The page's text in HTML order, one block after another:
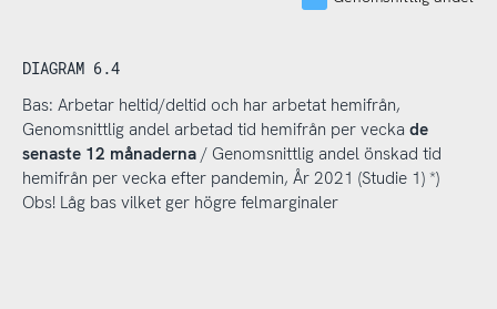
DIAGRAM 6.4
Bas: Arbetar heltid/deltid och har arbetat hemifrån,
Genomsnittlig andel arbetad tid hemifrån per vecka de
senaste 12 månaderna/ Genomsnittlig andel önskad tid
hemifrån per vecka efter pandemin, År 2021 (Studie 1) *)
Obs! Låg bas vilket ger högre felmarginaler